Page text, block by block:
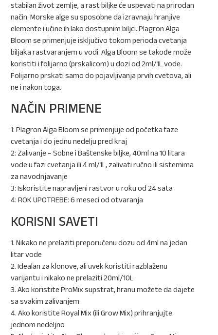
stabilan život zemlje, a rast biljke će uspevati na prirodan
način. Morske alge su sposobne da izravnaju hranjive
elemente i učine ih lako dostupnim biljci. Plagron Alga
Bloom se primenjuje isključivo tokom perioda cvetanja
biljaka rastvaranjem u vodi. Alga Bloom se takođe može
koristiti i folijarno (prskalicom) u dozi od 2ml/1L vode.
Folijarno prskati samo do pojavljivanja prvih cvetova, ali
ne i nakon toga.
NAČIN PRIMENE
1: Plagron Alga Bloom se primenjuje od početka faze
cvetanja i do jednu nedelju pred kraj
2: Zalivanje – Sobne i Baštenske biljke, 40ml na 10 litara
vode u fazi cvetanja ili 4 ml/1L, zalivati ručno ili sistemima
za navodnjavanje
3: Iskoristite napravljeni rastvor u roku od 24 sata
4: ROK UPOTREBE: 6 meseci od otvaranja
KORISNI SAVETI
1. Nikako ne prelaziti preporučenu dozu od 4ml na jedan
litar vode
2. Idealan za klonove, ali uvek koristiti razblaženu
varijantu i nikako ne prelaziti 20ml/10L
3. Ako koristite ProMix supstrat, hranu možete da dajete
sa svakim zalivanjem
4. Ako koristite Royal Mix (ili Grow Mix) prihranjujte
jednom nedeljno